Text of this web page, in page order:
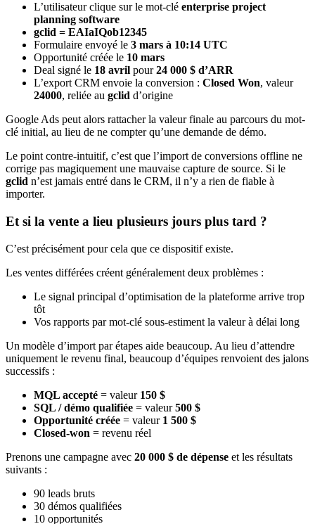
L’utilisateur clique sur le mot-clé enterprise project
planning software
gclid = EAIaIQob12345
Formulaire envoyé le 3 mars à 10:14 UTC
Opportunité créée le 10 mars
Deal signé le 18 avril pour24 000 $ d’ARR
L’export CRM envoie la conversion : Closed Won, valeur
24000, reliée au gclid d’origine
Google Ads peut alors rattacher la valeur finale au parcours du mot-
clé initial, au lieu de ne compter qu’une demande de démo.
Le point contre-intuitif, c’est que l’import de conversions offline ne
corrige pas magiquement une mauvaise capture de source. Si le
gclid n’est jamais entré dans le CRM, il n’y a rien de fiable à
importer.
Et si la vente a lieu plusieurs jours plus tard ?
C’est précisément pour cela que ce dispositif existe.
Les ventes différées créent généralement deux problèmes :
Le signal principal d’optimisation de la plateforme arrive trop
tôt
Vos rapports par mot-clé sous-estiment la valeur à délai long
Un modèle d’import par étapes aide beaucoup. Au lieu d’attendre
uniquement le revenu final, beaucoup d’équipes renvoient des jalons
successifs :
MQL accepté = valeur 150 $
SQL / démo qualifiée = valeur500 $
Opportunité créée = valeur 1 500 $
Closed-won = revenu réel
Prenons une campagne avec 20 000 $ de dépense et les résultats
suivants :
90 leads bruts
30 démos qualifiées
10 opportunités